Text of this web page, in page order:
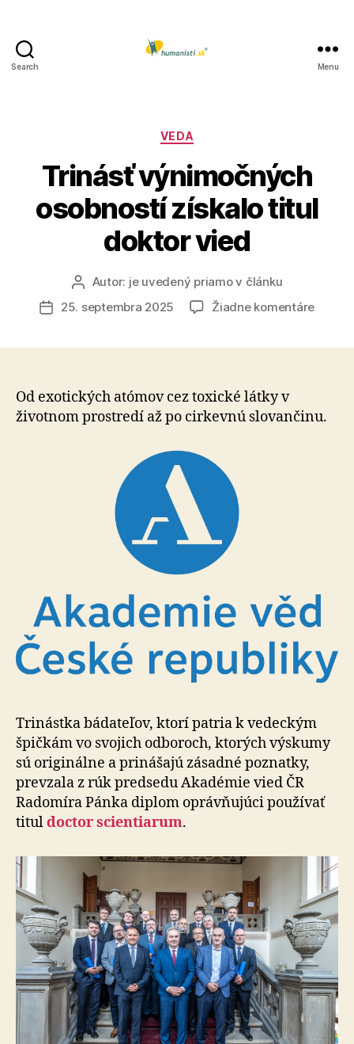
Search Menu
Kategórie
VEDA
Trinásť výnimočných
osobností získalo titul
doktor vied
AutorAutor: je uvedený priamo v článku
Dátum
25. septembra 2025 Žiadne komentárena
doktor
Od exotických atómov cez toxické látky v
životnom prostredí až po cirkevnú slovančinu.
Trinástka bádateľov, ktorí patria k vedeckým
špičkám vo svojich odboroch, ktorých výskumy
sú originálne a pri­ná­ša­jú zásadné poznatky,
prevzala z rúk predsedu Aka­dé­mie vied ČR
Radomíra Pánka diplom oprávňujúci po­u­ží­vať
tituldoctor scientiarum.